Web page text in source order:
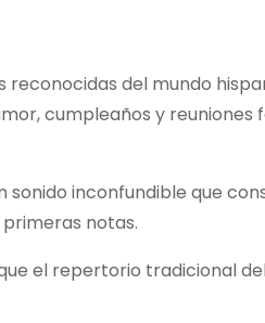
del mundo
cumpleaños y reuniones
inconfundible que
notas.
el repertorio tradicional